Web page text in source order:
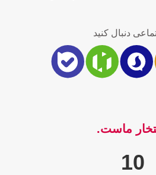
دنبال کنید
ماست.
10